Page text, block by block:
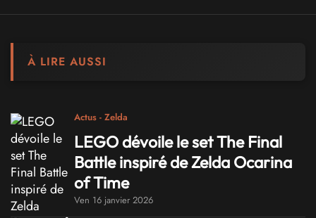
À LIRE AUSSI
Actus - Zelda
LEGO dévoile le set The Final
Battle inspiré de Zelda Ocarina
of Time
Ven 16 janvier 2026